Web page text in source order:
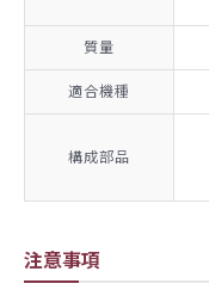
質量
適合機種
構成部品
注意事項